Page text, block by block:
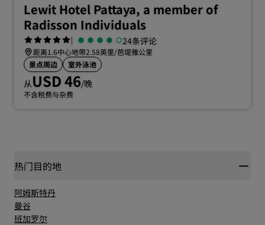
Lewit Hotel Pattaya, a member of
Radisson Individuals
| 24条评论
距离1.6中心地带2.58英里/芭堤雅公里
景点周边
室外泳池
从USD 46/晚
不含税费与杂费
热门目的地
阿姆斯特丹
曼谷
班加罗尔